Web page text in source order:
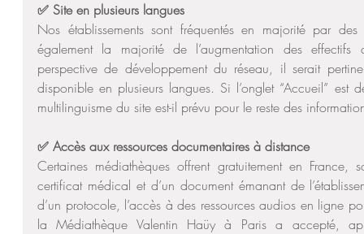
✅ Site en plusieurs langues
Nos établissements sont fréquentés en majorité par des
également la majorité de l’augmentation des effectifs
perspective de développement du réseau, il serait
disponible en plusieurs langues. Si l’onglet “Accueil” est
multilinguisme du site est-il prévu pour le reste des
✅ Accès aux ressources documentaires à distance
Certaines médiathèques offrent gratuitement en France,
certificat médical et d’un document émanant de
d’un protocole, l’accès à des ressources audios en ligne
la Médiathèque Valentin Haüy à Paris a accepté,